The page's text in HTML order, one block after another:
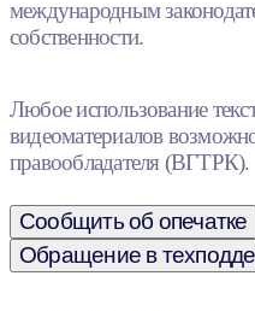
международным
собственности.
Любое использование
видеоматериалов
правообладателя (ВГТРК).
Сообщить об опечатке
Обращение в